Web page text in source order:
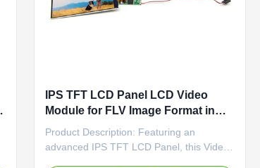
IPS TFT LCD Panel LCD Video
Module for FLV Image Format in
Market
Product Description: Featuring an
advanced IPS TFT LCD Panel, this Video